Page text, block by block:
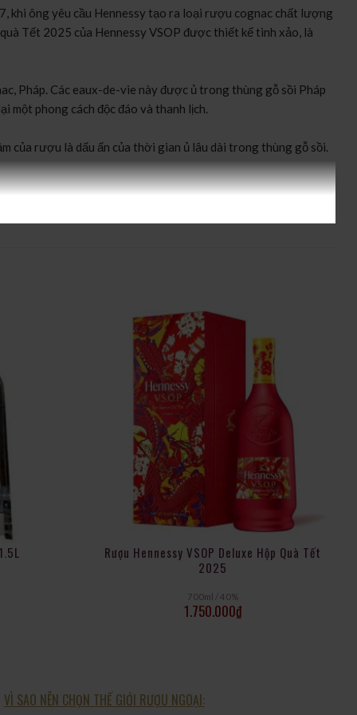
khi ông yêu cầu Hennessy tạo ra loại rượu cognac chất lượng
Tết 2025 của Hennessy VSOP được thiết kế tinh xảo, là
Pháp. Các eaux-de-vie này được ủ trong thùng gỗ sồi Pháp
một phong cách độc đáo và thanh lịch.
của rượu là dấu ấn của thời gian ủ lâu dài trong thùng gỗ sồi.
đời và danh tiếng của thương hiệu Hennessy, cùng chất lượng
trân trọng với người nhận.
Rượu Hennessy VSOP Deluxe Hộp Quà Tết
2025
700ml / 40%
1.750.000₫
VÌ SAO NÊN CHỌN THẾ GIỚI RƯỢU NGOẠI: